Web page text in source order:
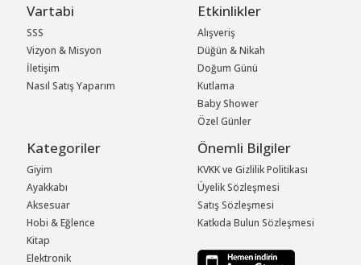
Vartabi
SSS
Vizyon & Misyon
İletişim
Nasıl Satış Yaparım
Etkinlikler
Alışveriş
Düğün & Nikah
Doğum Günü
Kutlama
Baby Shower
Özel Günler
Kategoriler
Giyim
Ayakkabı
Aksesuar
Hobi & Eğlence
Kitap
Elektronik
Önemli Bilgiler
KVKK ve Gizlilik Politikası
Üyelik Sözleşmesi
Satış Sözleşmesi
Katkıda Bulun Sözleşmesi